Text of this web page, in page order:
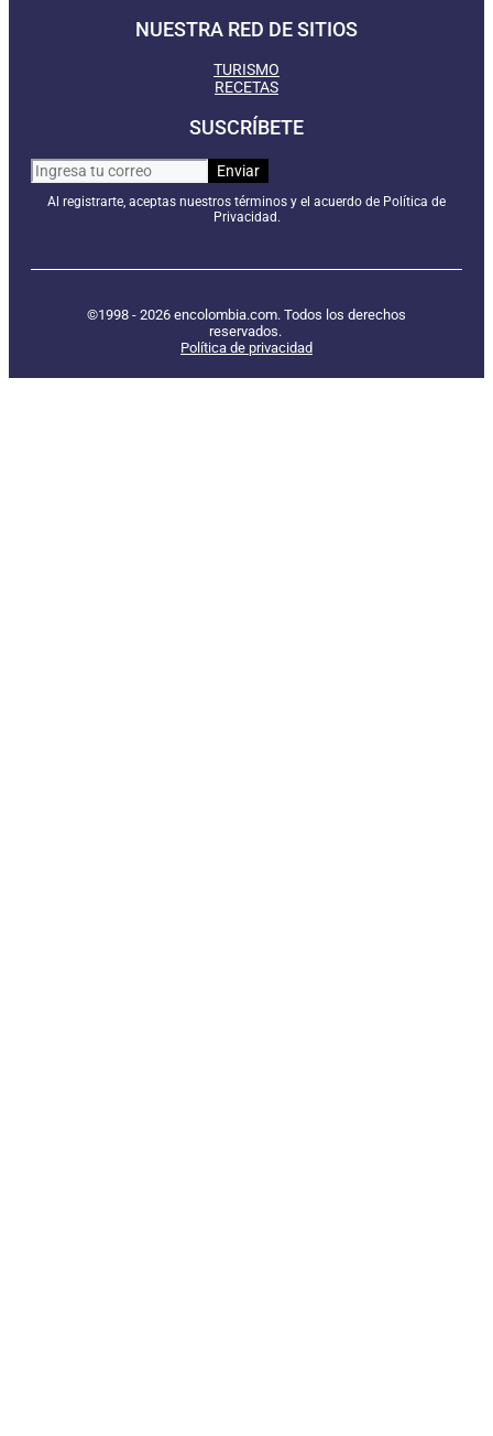
NUESTRA RED DE SITIOS
TURISMO
RECETAS
SUSCRÍBETE
Al registrarte, aceptas nuestros términos y el acuerdo de Política de
Privacidad.
©1998 - 2026 encolombia.com. Todos los derechos
reservados.
Política de privacidad